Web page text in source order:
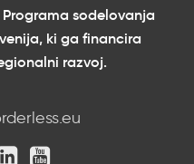
sodelovanja
ki ga financira
razvoj.